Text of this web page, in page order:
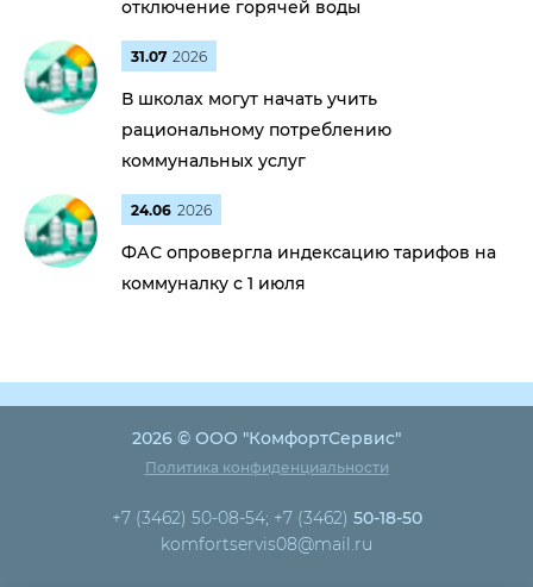
отключение горячей воды
31.07 2026
В школах могут начать учить
рациональному потреблению
коммунальных услуг
24.06 2026
ФАС опровергла индексацию тарифов на
коммуналку с 1 июля
2026 © ООО "КомфортСервис"
Политика конфиденциальности
+7 (3462) 50-08-54; +7 (3462) 50-18-50
komfortservis08@mail.ru